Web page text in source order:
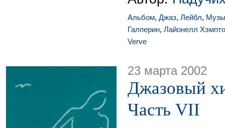
Альбом, Джаз, Лейбл,
Галперин, Лайонелл
Verve
23 марта 2002
Джазовый
Часть VII